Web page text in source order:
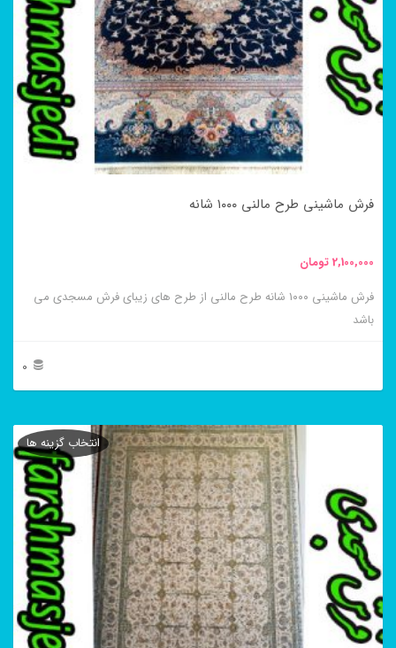
باشد.
گزینه
ها
صفحه
انتخاب
شوند
فرش ماشینی طرح مالنی ۱۰۰۰ شانه
2,100,000تومان
فرش ماشینی ۱۰۰۰ شانه طرح مالنی از طرح های زیبای فرش مسجدی می
باشد
0
محصول
مختلفی
باشد.
گزینه
ها
انتخاب گزینه ها